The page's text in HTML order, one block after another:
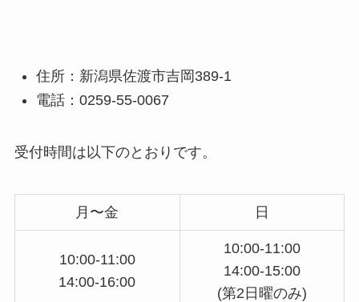
住所：新潟県佐渡市吉岡389-1
電話：0259-55-0067
受付時間は以下のとおりです。
月〜金 日
10:00-11:00
14:00-16:00
10:00-11:00
14:00-15:00
(第2日曜のみ)